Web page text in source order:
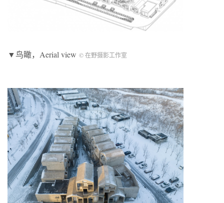
▼鸟瞰，Aerial view © 在野摄影工作室